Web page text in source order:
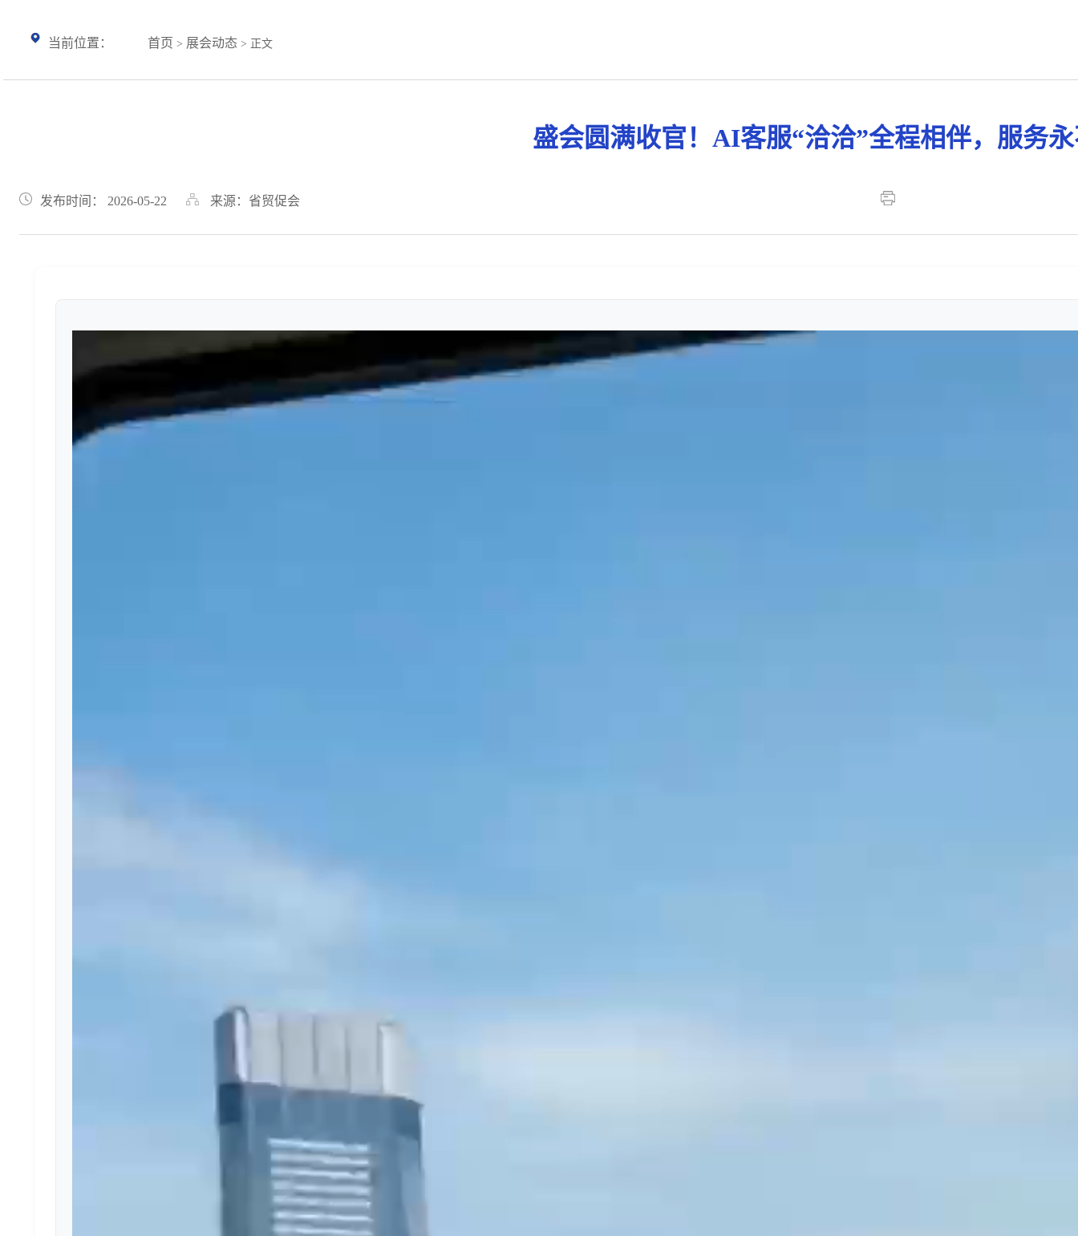
当前位置： 首页 > 展会动态 > 正文
盛会圆满收官！AI客服“洽洽”全程相伴，服务
发布时间： 2026-05-22 来源：省贸促会